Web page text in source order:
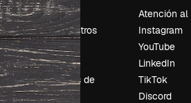
Precios
Sobre nosotros
Reviews
Empleo
Tendencias de
búsqueda
Atención
Instagram
YouTube
LinkedIn
TikTok
Discord